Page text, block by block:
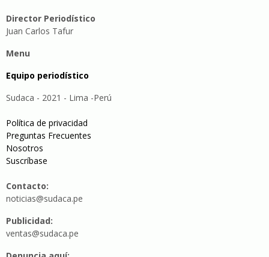
Director Periodístico
Juan Carlos Tafur
Menu
Equipo periodístico
Sudaca - 2021 - Lima -Perú
Política de privacidad
Preguntas Frecuentes
Nosotros
Suscríbase
Contacto:
noticias@sudaca.pe
Publicidad:
ventas@sudaca.pe